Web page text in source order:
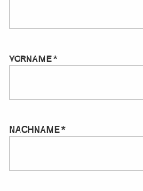
VORNAME *
NACHNAME *